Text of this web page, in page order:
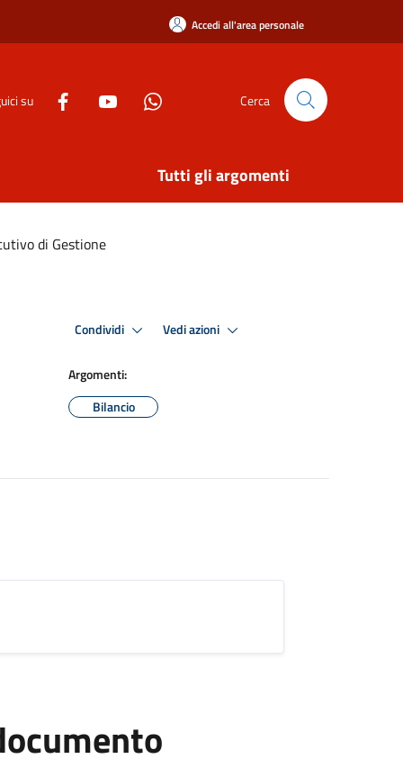
Accedi all'area personale
su Cerca
Tutti gli argomenti
di Gestione
Condividi Vedi azioni
Argomenti:
Bilancio